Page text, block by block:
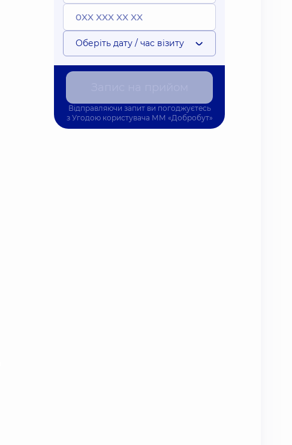
Оберіть дату / час візиту
Відправляючи запит ви погоджуєтесь
з Угодою користувача ММ «Добробут»